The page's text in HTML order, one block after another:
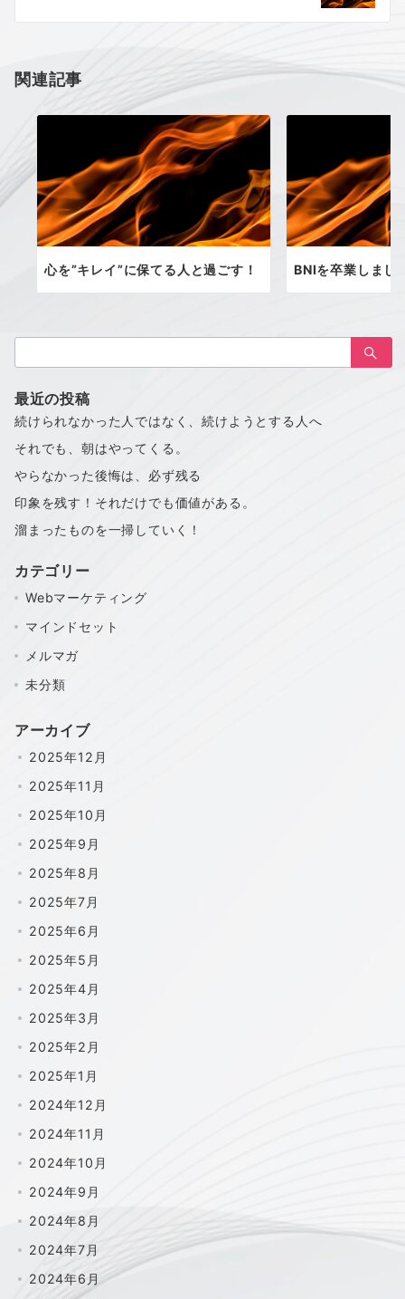
シ
ン
関連記事
心を”キレイ”に保てる人と過ごす！ BNIを卒業しまし
索：
最近の投稿
続けられなかった人ではなく、続けようとする人へ
それでも、朝はやってくる。
やらなかった後悔は、必ず残る
印象を残す！それだけでも価値がある。
溜まったものを一掃していく！
カテゴリー
Webマーケティング
マインドセット
メルマガ
未分類
アーカイブ
2025年12月
2025年11月
2025年10月
2025年9月
2025年8月
2025年7月
2025年6月
2025年5月
2025年4月
2025年3月
2025年2月
2025年1月
2024年12月
2024年11月
2024年10月
2024年9月
2024年8月
2024年7月
2024年6月